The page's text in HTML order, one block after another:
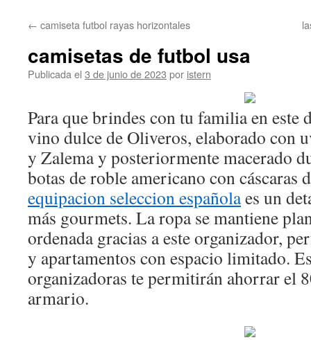
contenido
← camiseta futbol rayas horizontales
camisetas de futbol usa
Publicada el 3 de junio de 2023 por istern
Para que brindes con tu familia en este
vino dulce de Oliveros, elaborado con
y Zalema y posteriormente macerado
botas de roble americano con cáscaras
equipacion seleccion españolaes un
más gourmets. La ropa se mantiene
ordenada gracias a este organizador,
y apartamentos con espacio limitado.
organizadoras te permitirán ahorrar el
armario.